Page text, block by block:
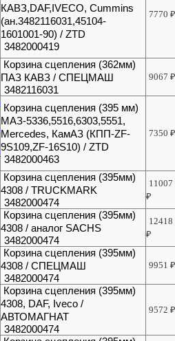
КАВЗ,DAF,IVECO, Cummins
(ан.3482116031,45104-
1601001-90) / ZTD
3482000419
7770
Корзина сцепления (362мм)
ПАЗ КАВЗ / СПЕЦМАШ
3482116031
9067
Корзина сцепления (395 мм)
МАЗ-5336,5516,6303,5551,
Mercedes, КамАЗ (КПП-ZF-
9S109,ZF-16S10) / ZTD
3482000463
7350
Корзина сцепления (395мм)
4308 / TRUCKMARK
3482000474
11007
₽
Корзина сцепления (395мм)
4308 / аналог SACHS
3482000474
12418
₽
Корзина сцепления (395мм)
4308 / СПЕЦМАШ
3482000474
9951
Корзина сцепления (395мм)
4308, DAF, Iveco /
АВТОМАГНАТ
3482000474
9572